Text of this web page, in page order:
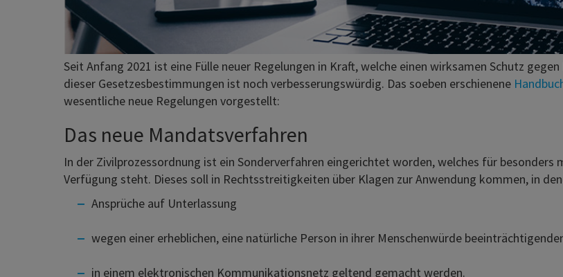
Seit Anfang 2021 ist eine Fülle neuer Regelungen in Kraft, welche einen wirksamen Schutz
dieser Gesetzesbestimmungen ist noch verbesserungswürdig. Das soeben erschienene
wesentliche neue Regelungen vorgestellt:
Das neue Mandatsverfahren
In der Zivilprozessordnung ist ein Sonderverfahren eingerichtet worden, welches für besonders
Verfügung steht. Dieses soll in Rechtsstreitigkeiten über Klagen zur Anwendung kommen, in
Ansprüche auf Unterlassung
wegen einer erheblichen, eine natürliche Person in ihrer Menschenwürde
in einem elektronischen Kommunikationsnetz geltend gemacht werden.